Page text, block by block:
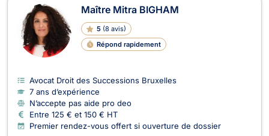
Maître Mitra BIGHAM
5 (8 avis)
Répond rapidement
Avocat Droit des Successions Bruxelles
7 ans d’expérience
N’accepte pas aide pro deo
Entre 125 € et 150 € HT
Premier rendez-vous offert si ouverture de dossier